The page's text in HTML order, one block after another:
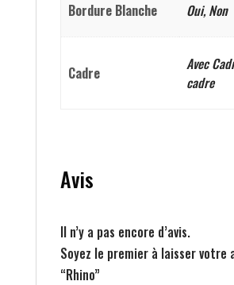
Bordure Blanche Oui, Non
Cadre
Avec
cadre
Avis
Il n’y a pas encore d’avis.
Soyez le premier à laisser votre
“Rhino”